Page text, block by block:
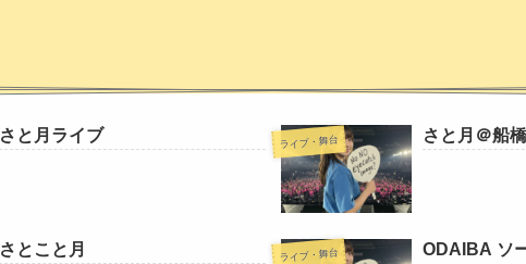
さと月ライブ ライブ・舞台 さと月＠船
さとこと月 ライブ・舞台
ODAIBA ソ